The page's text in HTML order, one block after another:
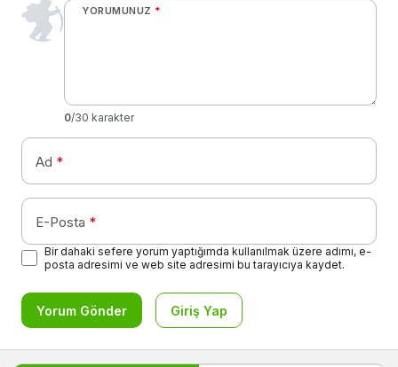
YORUMUNUZ *
0/30 karakter
Ad *
E-Posta *
Bir dahaki sefere yorum yaptığımda kullanılmak üzere adımı, e-
posta adresimi ve web site adresimi bu tarayıcıya kaydet.
Yorum Gönder Giriş Yap